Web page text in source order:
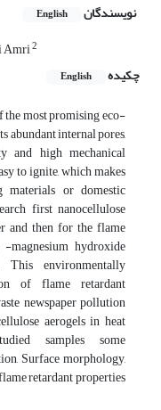
نویسندگان English
Amri2
چکیده English
the most promising eco-
abundant internal pores,
and high mechanical
to ignite, which makes
or domestic
first nanocellulose
and then for the flame
hydroxide
This environmentally
of flame retardant
newspaper pollution
aerogels in heat
samples some
Surface morphology,
retardant properties